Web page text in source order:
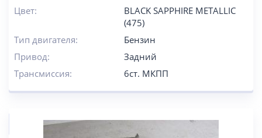
Цвет:
BLACK SAPPHIRE METALLIC
(475)
Тип двигателя:
Бензин
Привод:
Задний
Трансмиссия:
6ст. МКПП